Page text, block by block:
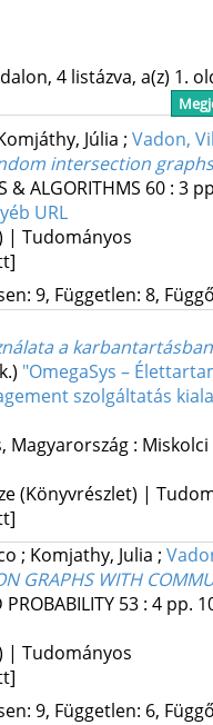
4 listázva, a(z) 1.
Júlia ; Vadon,
intersection
& ALGORITHMS 60: 3
URL
| Tudományos
9, Független: 8,
a
"OmegaSys –
szolgáltatás
Magyarország :
(Könyvrészlet) |
; Komjathy, Julia ;
GRAPHS WITH
53: 4 pp.
| Tudományos
9, Független: 6,